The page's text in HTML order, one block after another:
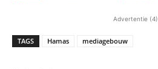
Advertentie (4)
TAGS Hamas mediagebouw